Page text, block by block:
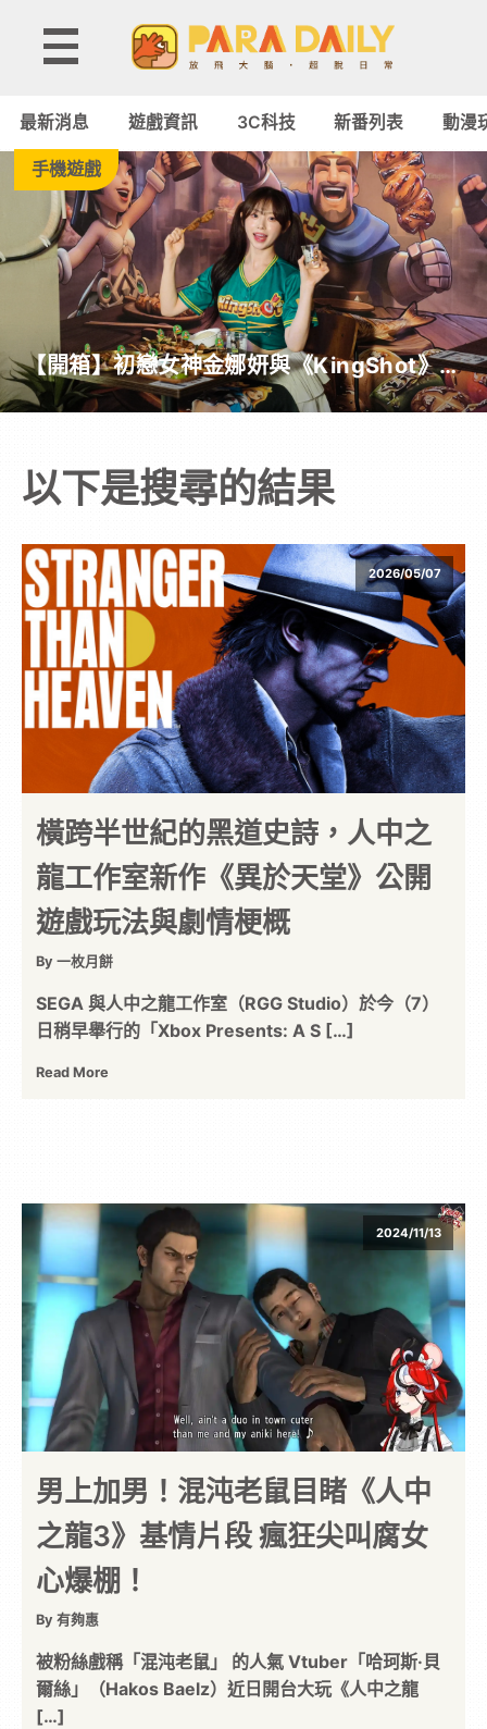
Paradaily
遊
｜
動
漫
二
元
3C
技
全
方
位
資
平
台
最新消息 遊戲資訊 3C科技 新番列表 動漫
手機遊戲
【開箱】初戀女神金娜妍與《KingShot》再
度合作！攜手焦糖楓、柒息地推出「國王燒
以下是搜尋的結果
2026/05/07
橫跨半世紀的黑道史詩，人中之
龍工作室新作《異於天堂》公開
遊戲玩法與劇情梗概
By 一枚月餅
SEGA 與人中之龍工作室（RGG Studio）於今（7）
日稍早舉行的「Xbox Presents: A S […]
Read More
2024/11/13
男上加男！混沌老鼠目睹《人中
之龍3》基情片段 瘋狂尖叫腐女
心爆棚！
By 有夠惠
被粉絲戲稱「混沌老鼠」 的人氣 Vtuber「哈珂斯·貝
爾絲」（Hakos Baelz）近日開台大玩《人中之龍
[…]